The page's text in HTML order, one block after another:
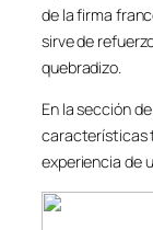
de la firma
sirve de
quebradizo.
En la sección
características
experiencia de